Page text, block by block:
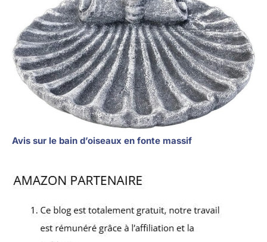
Avis sur le bain d’oiseaux en fonte massif